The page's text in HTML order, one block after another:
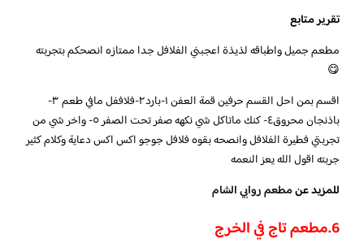
تقرير متابع
مطعم جميل واطباقه لذيذة اعجبني الفلافل جدا ممتازه انصحكم بتجربته
😋
اقسم بمن احل القسم حرفين قمة العفن ١-بارد٢-فلاففل مافي طعم ٣-
باذنجان محروق٤- كنك ماتاكل شي نكهه صفر تحت الصفر ٥- واخر شي من
تجربتي فطيرة الفلافل وانصحه بقوه فلافل جوجو اكس اكس دعاية وكلام كثير
جربته اقول الله يعز النعمه
للمزيد عنمطعم روابي الشام
6.مطعم تاج في الخرج